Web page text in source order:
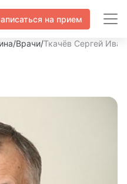
на прием
/Врачи/Ткачёв Сергей